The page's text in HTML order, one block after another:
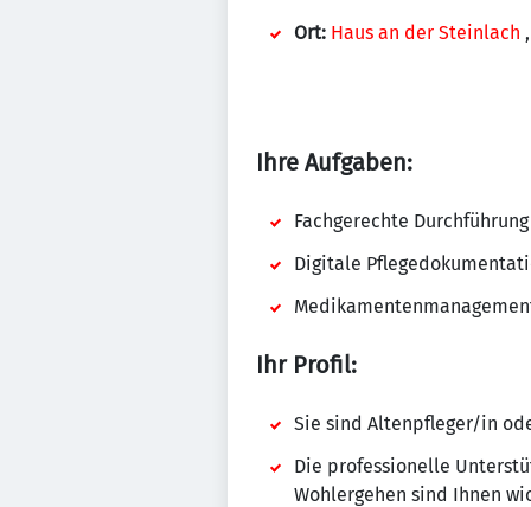
Ort: Haus an der Steinlach
Ihre Aufgaben:
Fachgerechte
Digitale
Ihr Profil:
Sie sind Altenpfleger/in
Die professionelle
Wohlergehen sind Ihnen